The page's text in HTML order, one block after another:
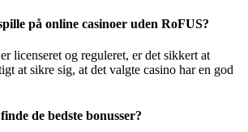
på online casinoer uden RoFUS?
licenseret og reguleret, er det sikkert at
at sikre sig, at det valgte casino har en god
de bedste bonusser?